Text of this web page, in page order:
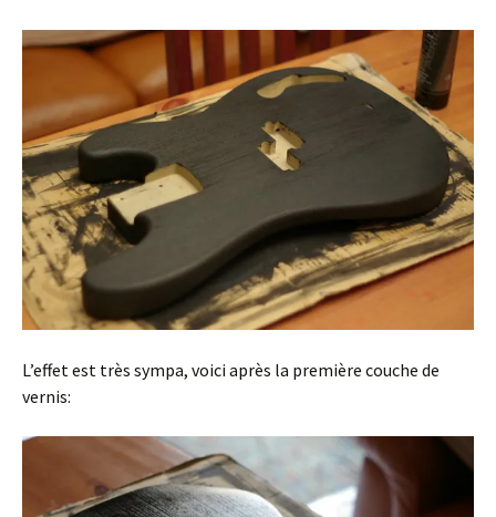
L’effet est très sympa, voici après la première couche de
vernis: